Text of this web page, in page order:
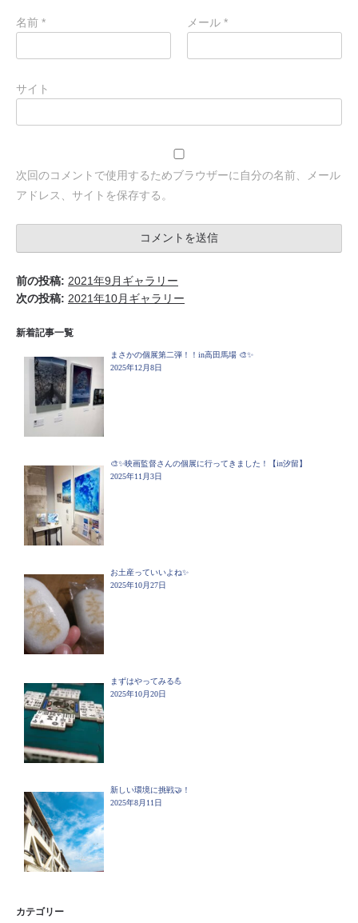
名前 * メール*
サイト
次回のコメントで使用するためブラウザーに自分の名前、メール
アドレス、サイトを保存する。
前の投稿: 2021年9月ギャラリー
次の投稿: 2021年10月ギャラリー
新着記事一覧
まさかの個展第二弾！！in高田馬場 🎨✨
2025年12月8日
🎨✨映画監督さんの個展に行ってきました！【in汐留】
2025年11月3日
お土産っていいよね✨
2025年10月27日
まずはやってみる💪
2025年10月20日
新しい環境に挑戦🤝！
2025年8月11日
カテゴリー